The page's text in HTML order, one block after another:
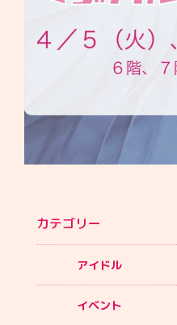
カテゴリー
アイドル
イベント